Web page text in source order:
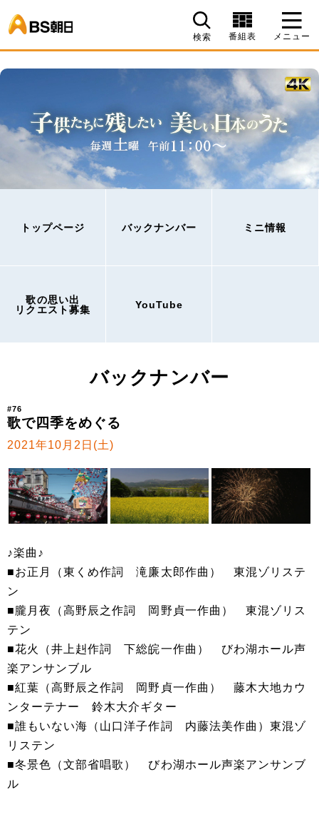
検索 番組表 メニュー
トップページ バックナンバー ミニ情報
歌の思い出
リクエスト募集
YouTube
バックナンバー
#76
歌で四季をめぐる
2021年10月2日(土)
♪楽曲♪
■お正月（東くめ作詞 滝廉太郎作曲） 東混ゾリステ
ン
■朧月夜（高野辰之作詞 岡野貞一作曲） 東混ゾリス
テン
■花火（井上赳作詞 下総皖一作曲） びわ湖ホール声
楽アンサンブル
■紅葉（高野辰之作詞 岡野貞一作曲） 藤木大地カウ
ンターテナー 鈴木大介ギター
■誰もいない海（山口洋子作詞 内藤法美作曲）東混ゾ
リステン
■冬景色（文部省唱歌） びわ湖ホール声楽アンサンブ
ル